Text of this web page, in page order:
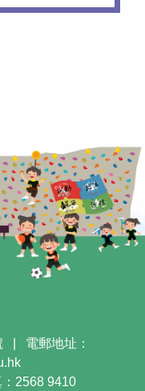
電郵地址：
2568 9410